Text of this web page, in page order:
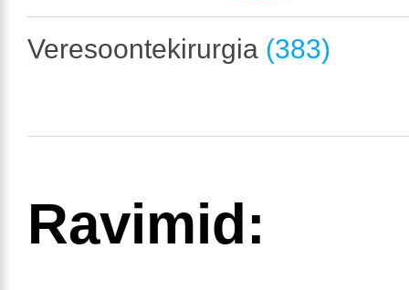
Veresoontekirurgia (383)
Ravimid: